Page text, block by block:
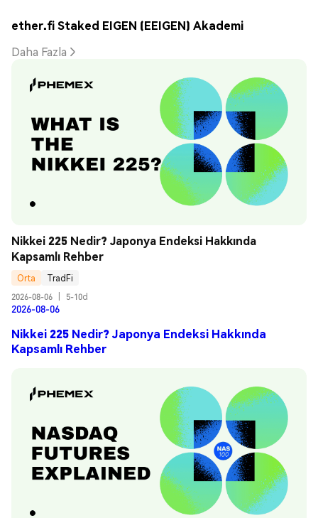
ether.fi Staked EIGEN (EEIGEN) Akademi
Daha Fazla
Nikkei 225 Nedir? Japonya Endeksi Hakkında
Kapsamlı Rehber
Orta
TradFi
2026-08-06
5-10d
2026-08-06
Nikkei 225 Nedir? Japonya Endeksi Hakkında
Kapsamlı Rehber